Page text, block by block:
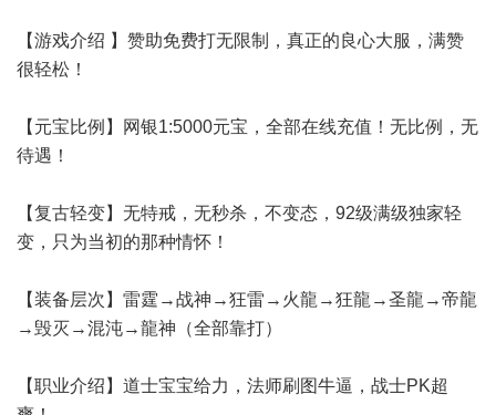
【游戏介绍 】赞助免费打无限制，真正的良心大服，满赞
很轻松！
【元宝比例】网银1:5000元宝，全部在线充值！无比例，无
待遇！
【复古轻变】无特戒，无秒杀，不变态，92级满级独家轻
变，只为当初的那种情怀！
【装备层次】雷霆→战神→狂雷→火龍→狂龍→圣龍→帝龍
→毁灭→混沌→龍神（全部靠打）
【职业介绍】道士宝宝给力，法师刷图牛逼，战士PK超